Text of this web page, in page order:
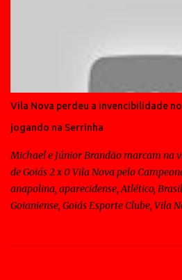
Vila Nova perdeu a invencibilidade
jogando na Serrinha
Michael e Júnior Brandão marcam na
de Goiás 2 x 0 Vila Nova pelo
anapolina, aparecidense, Atlético,
Goianiense, Goiás Esporte Clube, Vila